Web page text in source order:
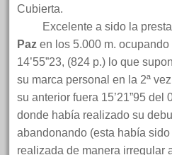
Cubierta.
Excelente a sido la
Paz en los 5.000 m.
14’55”23, (824 p.) lo que
su marca personal en la 2ª
su anterior fuera 15’21”95 del
donde había realizado su
abandonando (esta había
realizada de manera irregular